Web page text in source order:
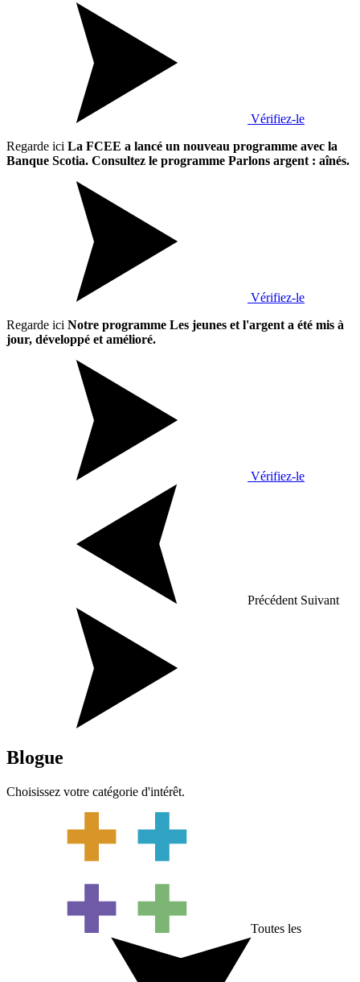
Vérifiez-le
Regarde ici La FCEE a lancé un nouveau programme avec la
Banque Scotia. Consultez le programme Parlons argent : aînés.
Vérifiez-le
Regarde ici Notre programme Les jeunes et l'argent a été mis à
jour, développé et amélioré.
Vérifiez-le
Précédent Suivant
Blogue
Choisissez votre catégorie d'intérêt.
Toutes les